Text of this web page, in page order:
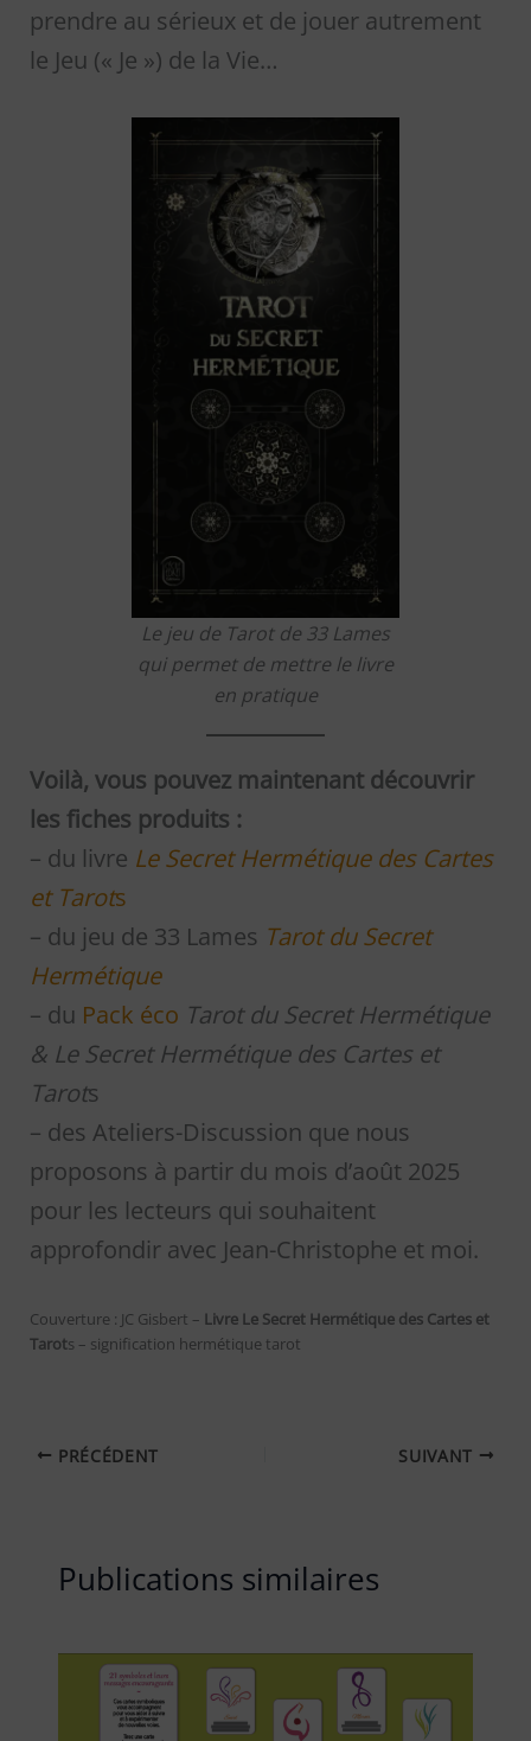
prendre au sérieux et de jouer autrement
le Jeu (« Je ») de la Vie…
Le jeu de Tarot de 33 Lames
qui permet de mettre le livre
en pratique
Voilà, vous pouvez maintenant découvrir
les fiches produits :
– du livre Le Secret Hermétique des Cartes
et Tarots
– du jeu de 33 Lames Tarot du Secret
Hermétique
– du Pack éco Tarot du Secret Hermétique
& Le SecretHermétique des Cartes et
Tarots
– des Ateliers-Discussion que nous
proposons à partir du mois d’août 2025
pour les lecteurs qui souhaitent
approfondir avec Jean-Christophe et moi.
Couverture : JC Gisbert – Livre Le Secret Hermétique des Cartes et
Tarots – signification hermétique tarot
PRÉCÉDENT SUIVANT
Publications similaires